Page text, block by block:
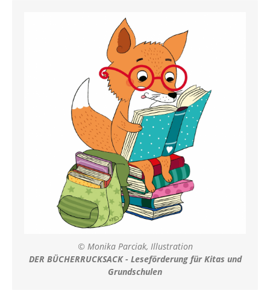
© Monika Parciak, Illustration
DER BÜCHERRUCKSACK - Leseförderung für Kitas und
Grundschulen